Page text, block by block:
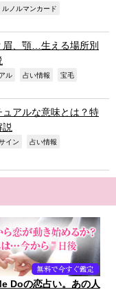
ルノルマンカード
眉、顎…生える場所別
ル 占い情報 宝毛
アルな意味とは？特
説
イン 占い情報
Doの恋占い。あの人